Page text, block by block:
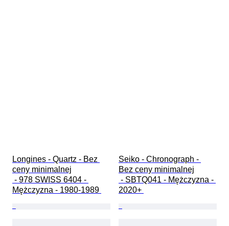
Longines - Quartz - Bez
ceny minimalnej
Mężczyzna - 1980-1989
Seiko - Chronograph -
Bez ceny minimalnej
2020+